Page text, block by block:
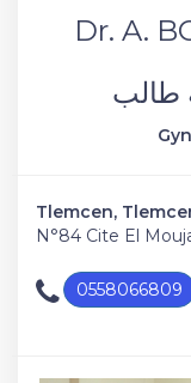
Dr. A.
طالب
Tlemcen,
N°84 Cite El
0558066809